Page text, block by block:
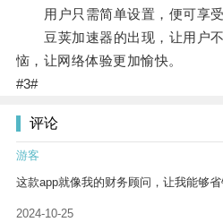
用户只需简单设置，便可享受
豆荚加速器的出现，让用户不
恼，让网络体验更加愉快。
#3#
评论
游客
这款app就像我的财务顾问，让我能够省
2024-10-25